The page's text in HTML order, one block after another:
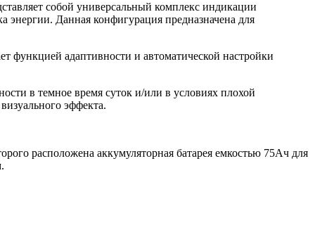
собой универсальный комплекс индикации
энергии. Данная конфигурация предназначена для
функцией адаптивности и автоматической настройки
в темное время суток и/или в условиях плохой
эффекта.
расположена аккумуляторная батарея емкостью 75Ач для